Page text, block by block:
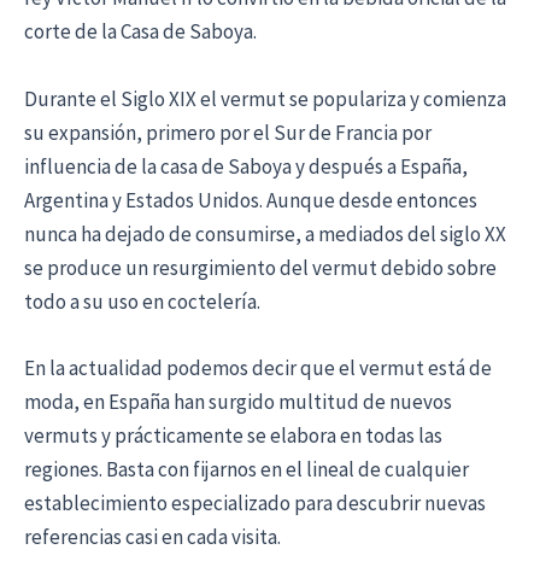
corte de la Casa de Saboya.
Durante el Siglo XIX el vermut se populariza y comienza
su expansión, primero por el Sur de Francia por
influencia de la casa de Saboya y después a España,
Argentina y Estados Unidos. Aunque desde entonces
nunca ha dejado de consumirse, a mediados del siglo XX
se produce un resurgimiento del vermut debido sobre
todo a su uso en coctelería.
En la actualidad podemos decir que el vermut está de
moda, en España han surgido multitud de nuevos
vermuts y prácticamente se elabora en todas las
regiones. Basta con fijarnos en el lineal de cualquier
establecimiento especializado para descubrir nuevas
referencias casi en cada visita.